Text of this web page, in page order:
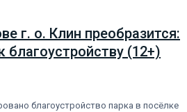
г. о. Клин преобразится:
благоустройству (12+)
благоустройство парка в посёлке